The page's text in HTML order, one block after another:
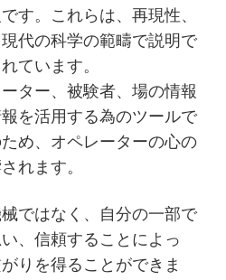
す。これらは、再現性、
代の科学の範疇で説明で
ています。
ター、被験者、場の情報
を活用する為のツールで
め、オペレーターの心の
れます。
ではなく、自分の一部で
、信頼することによっ
りを得ることができま